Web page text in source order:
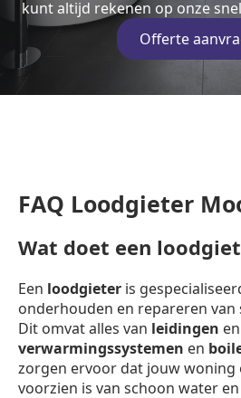
kunt altijd rekenen op onze
Offerte
FAQ Loodgieter
Wat doet een
Een loodgieter is
onderhouden en repareren van
Dit omvat alles van leidingen en
verwarmingssystemen en
zorgen ervoor dat jouw
voorzien is van schoon water